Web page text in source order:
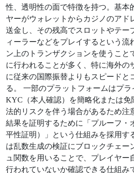
性、透明性の面で特徴を持つ。基本
ヤーがウォレットからカジノのアド
送金し、その残高でスロットやテー
ィーラーなどをプレイするという流
ン上のトランザクションを使うこと
に行われることが多く、特に海外の
に従来の国際振替よりもスピードと
る。 一部のプラットフォームはプ
KYC（本人確認）を簡略化または免
法的リスクを伴う場合があるため注
結果を証明するために「プルーフ・
平性証明）」という仕組みを採用す
は乱数生成の検証にブロックチェー
ュ関数を用いることで、プレイヤー
行われていないか確認できる仕組み